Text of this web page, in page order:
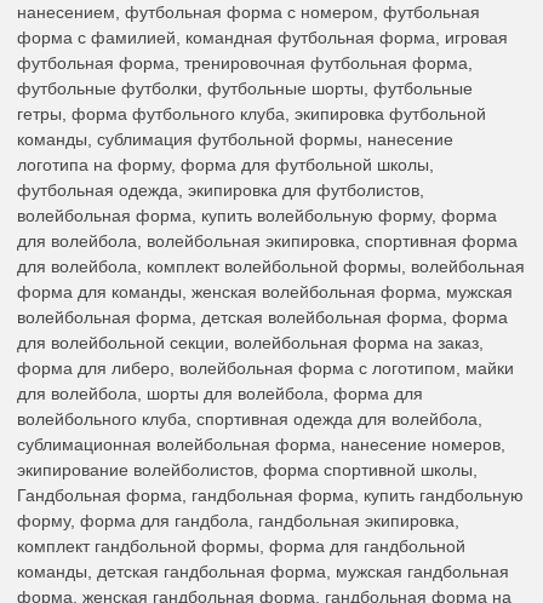
нанесением, футбольная форма с номером, футбольная
форма с фамилией, командная футбольная форма, игровая
футбольная форма, тренировочная футбольная форма,
футбольные футболки, футбольные шорты, футбольные
гетры, форма футбольного клуба, экипировка футбольной
команды, сублимация футбольной формы, нанесение
логотипа на форму, форма для футбольной школы,
футбольная одежда, экипировка для футболистов,
волейбольная форма, купить волейбольную форму, форма
для волейбола, волейбольная экипировка, спортивная форма
для волейбола, комплект волейбольной формы, волейбольная
форма для команды, женская волейбольная форма, мужская
волейбольная форма, детская волейбольная форма, форма
для волейбольной секции, волейбольная форма на заказ,
форма для либеро, волейбольная форма с логотипом, майки
для волейбола, шорты для волейбола, форма для
волейбольного клуба, спортивная одежда для волейбола,
сублимационная волейбольная форма, нанесение номеров,
экипирование волейболистов, форма спортивной школы,
Гандбольная форма, гандбольная форма, купить гандбольную
форму, форма для гандбола, гандбольная экипировка,
комплект гандбольной формы, форма для гандбольной
команды, детская гандбольная форма, мужская гандбольная
форма, женская гандбольная форма, гандбольная форма на